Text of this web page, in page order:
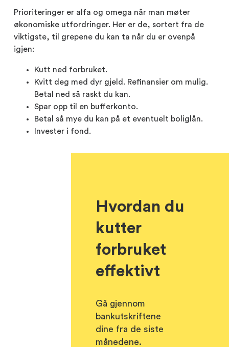
Prioriteringer er alfa og omega når man møter
økonomiske utfordringer. Her er de, sortert fra de
viktigste, til grepene du kan ta når du er ovenpå
igjen:
Kutt ned forbruket.
Kvitt deg med dyr gjeld. Refinansier om mulig.
Betal ned så raskt du kan.
Spar opp til en bufferkonto.
Betal så mye du kan på et eventuelt boliglån.
Invester i fond.
Hvordan du
kutter
forbruket
effektivt
Gå gjennom
bankutskriftene
dine fra de siste
månedene.